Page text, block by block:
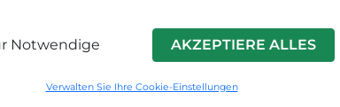
Notwendige AKZEPTIERE ALLES
Verwalten Sie Ihre Cookie-Einstellungen